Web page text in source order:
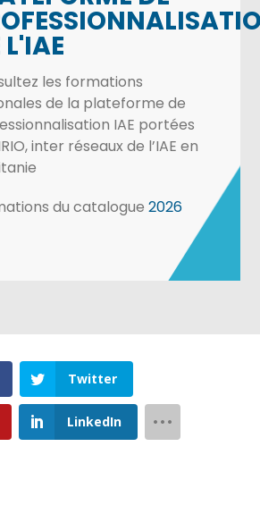
L'IAE
les formations
de la plateforme de
IAE portées
inter réseaux de l’IAE en
du catalogue 2026
Twitter
LinkedIn